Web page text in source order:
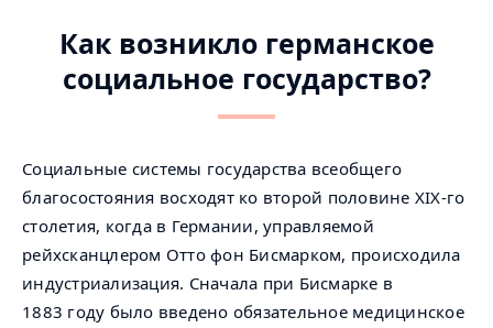
Как возникло германское
социальное государство?
Социальные системы государства всеобщего
благосостояния восходят ко второй половине XIX-го
столетия, когда в Германии, управляемой
рейхсканцлером Отто фон Бисмарком, происходила
индустриализация. Сначала при Бисмарке в
1883 году было введено обязательное медицинское